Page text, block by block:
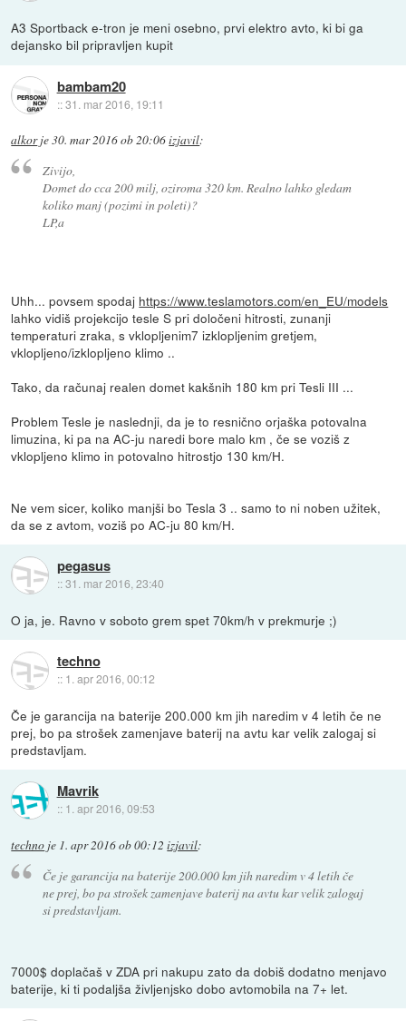
A3 Sportback e-tron je meni osebno, prvi elektro avto, ki bi ga
dejansko bil pripravljen kupit
bambam20
::31. mar 2016, 19:11
alkorje30. mar 2016 ob 20:06izjavil:
Zivijo,
Domet do cca 200 milj, oziroma 320 km. Realno lahko gledam
koliko manj (pozimi in poleti)?
LP,a
Uhh... povsem spodaj https://www.teslamotors.com/en_EU/models
lahko vidiš projekcijo tesle S pri določeni hitrosti, zunanji
temperaturi zraka, s vklopljenim7 izklopljenim gretjem,
vklopljeno/izklopljeno klimo ..
Tako, da računaj realen domet kakšnih 180 km pri Tesli III ...
Problem Tesle je naslednji, da je to resnično orjaška potovalna
limuzina, ki pa na AC-ju naredi bore malo km , če se voziš z
vklopljeno klimo in potovalno hitrostjo 130 km/H.
Ne vem sicer, koliko manjši bo Tesla 3 .. samo to ni noben užitek,
da se z avtom, voziš po AC-ju 80 km/H.
pegasus
::31. mar 2016, 23:40
O ja, je. Ravno v soboto grem spet 70km/h v prekmurje ;)
techno
:: 1. apr 2016, 00:12
Če je garancija na baterije 200.000 km jih naredim v 4 letih če ne
prej, bo pa strošek zamenjave baterij na avtu kar velik zalogaj si
predstavljam.
Mavrik
:: 1. apr 2016, 09:53
techno je 1. apr 2016 ob 00:12 izjavil:
Če je garancija na baterije 200.000 km jih naredim v 4 letih če
ne prej, bo pa strošek zamenjave baterij na avtu kar velik zalogaj
si predstavljam.
7000$ doplačaš v ZDA pri nakupu zato da dobiš dodatno menjavo
baterije, ki ti podaljša življenjsko dobo avtomobila na 7+ let.